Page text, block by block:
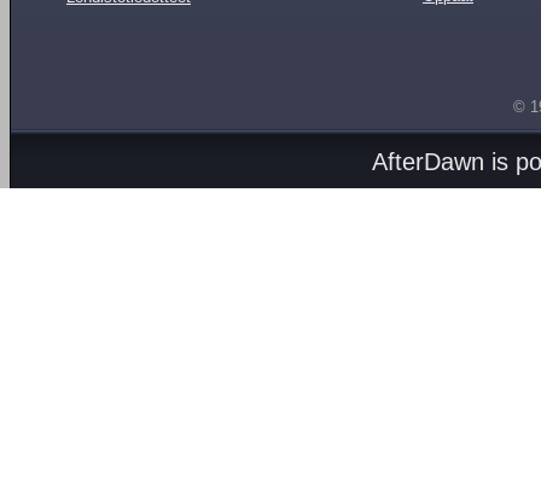
©
AfterDawn is